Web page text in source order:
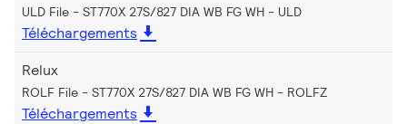
ULD File - ST770X 27S/827 DIA WB FG WH ULD
Téléchargements
Relux
ROLF File - ST770X 27S/827 DIA WB FG WH ROLFZ
Téléchargements